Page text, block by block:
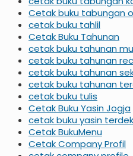
Cetak buku tabungan
cetak buku tahlil
Cetak Buku Tahunan
cetak buku tahunan
cetak buku tahunan
cetak buku tahunan
cetak buku tahunan
cetak buku tulis
Cetak Buku Yasin Jogja
cetak buku yasin
Cetak BukuMenu
Cetak Company Profil